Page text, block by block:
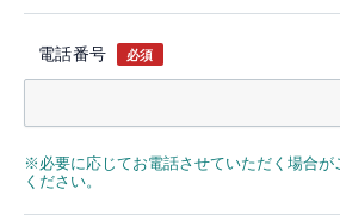
電話番号 必須
※必要に応じてお電話させていただく場合が
ください。